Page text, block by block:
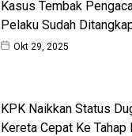
Kasus Tembak
Pelaku Sudah
Okt 29, 2025
KPK Naikkan Status
Kereta Cepat Ke